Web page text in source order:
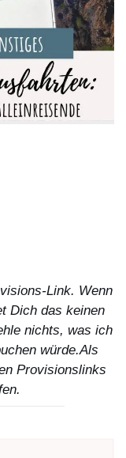
Link. Wenn
Dich das keinen
nichts, was ich
würde.Als
Provisionslinks